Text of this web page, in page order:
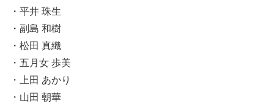
・平井 珠生
・副島 和樹
・松田 真織
・五月女 歩美
・上田 あかり
・山田 朝華